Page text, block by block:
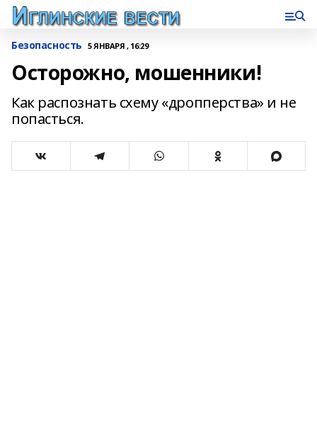
Безопасность 5 ЯНВАРЯ , 16:29
Осторожно, мошенники!
Как распознать схему «дропперства» и не
попасться.